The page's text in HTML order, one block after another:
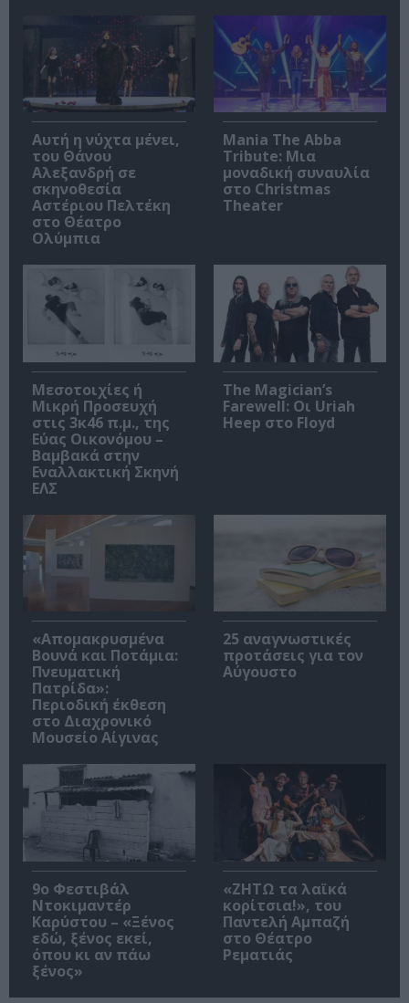
Αυτή η νύχτα μένει,
του Θάνου
Αλεξανδρή σε
σκηνοθεσία
Αστέριου Πελτέκη
στο Θέατρο
Ολύμπια
Mania The Abba
Tribute: Μια
μοναδική συναυλία
στο Christmas
Theater
Μεσοτοιχίες ή
Μικρή Προσευχή
στις 3κ46 π.μ., της
Εύας Οικονόμου –
Βαμβακά στην
Εναλλακτική Σκηνή
ΕΛΣ
The Magician’s
Farewell: Οι Uriah
Heep στο Floyd
«Απομακρυσμένα
Βουνά και Ποτάμια:
Πνευματική
Πατρίδα»:
Περιοδική έκθεση
στο Διαχρονικό
Μουσείο Αίγινας
25 αναγνωστικές
προτάσεις για τον
Αύγουστο
9ο Φεστιβάλ
Ντοκιμαντέρ
Καρύστου – «Ξένος
εδώ, ξένος εκεί,
όπου κι αν πάω
ξένος»
«ΖΗΤΩ τα λαϊκά
κορίτσια!», του
Παντελή Αμπαζή
στο Θέατρο
Ρεματιάς